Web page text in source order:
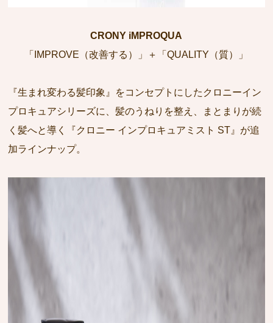
CRONY iMPROQUA
「IMPROVE（改善する）」＋「QUALITY（質）」
『生まれ変わる髪印象』をコンセプトにしたクロニーイン
プロキュアシリーズに、髪のうねりを整え、まとまりが続
く髪へと導く『クロニー インプロキュアミスト ST』が追
加ラインナップ。